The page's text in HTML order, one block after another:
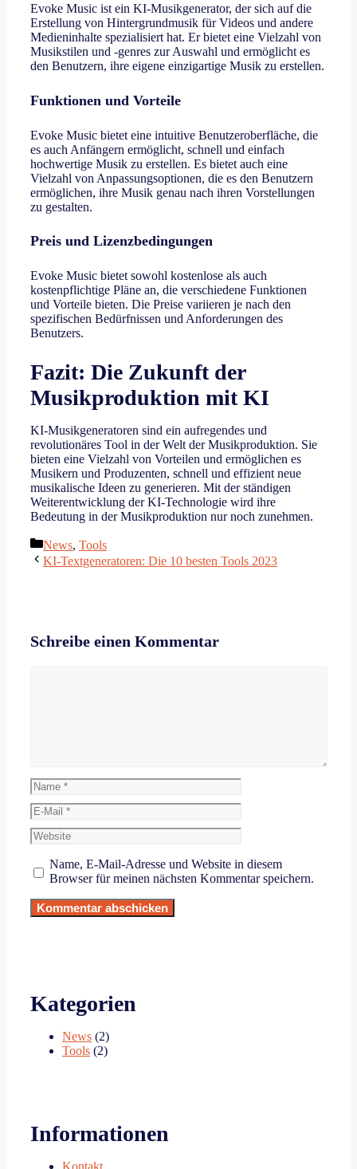
Evoke Music ist ein KI-Musikgenerator, der sich auf die
Erstellung von Hintergrundmusik für Videos und andere
Medieninhalte spezialisiert hat. Er bietet eine Vielzahl von
Musikstilen und -genres zur Auswahl und ermöglicht es
den Benutzern, ihre eigene einzigartige Musik zu erstellen.
Funktionen und Vorteile
Evoke Music bietet eine intuitive Benutzeroberfläche, die
es auch Anfängern ermöglicht, schnell und einfach
hochwertige Musik zu erstellen. Es bietet auch eine
Vielzahl von Anpassungsoptionen, die es den Benutzern
ermöglichen, ihre Musik genau nach ihren Vorstellungen
zu gestalten.
Preis und Lizenzbedingungen
Evoke Music bietet sowohl kostenlose als auch
kostenpflichtige Pläne an, die verschiedene Funktionen
und Vorteile bieten. Die Preise variieren je nach den
spezifischen Bedürfnissen und Anforderungen des
Benutzers.
Fazit: Die Zukunft der
Musikproduktion mit KI
KI-Musikgeneratoren sind ein aufregendes und
revolutionäres Tool in der Welt der Musikproduktion. Sie
bieten eine Vielzahl von Vorteilen und ermöglichen es
Musikern und Produzenten, schnell und effizient neue
musikalische Ideen zu generieren. Mit der ständigen
Weiterentwicklung der KI-Technologie wird ihre
Bedeutung in der Musikproduktion nur noch zunehmen.
Kategorien
News, Tools
KI-Textgeneratoren: Die 10 besten Tools 2023
Schreibe einen Kommentar
Name
E-
Mail
Website
Name, E-Mail-Adresse und Website in diesem
Browser für meinen nächsten Kommentar speichern.
Kategorien
News (2)
Tools (2)
Informationen